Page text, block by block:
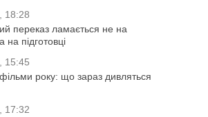
18:28
переказ ламається не на
на підготовці
15:45
року: що зараз дивляться
17:32